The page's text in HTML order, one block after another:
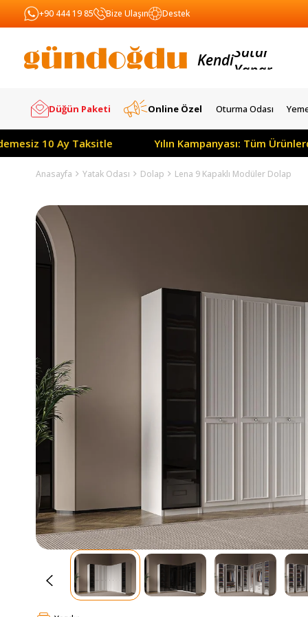
+90 444 19 85 Bize Ulaşın Destek
KendiYapar
Düğün Paketi Online Özel Oturma Odası
Ay Taksitle Yılın Kampanyası: Tüm Ürünlerde
Anasayfa Yatak Odası Dolap Lena 9 Kapaklı Modüler Dolap